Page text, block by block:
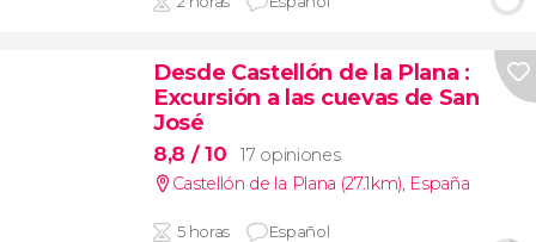
Desde Castellón de la Plana :
Excursión a las cuevas de San
José
8,8 / 10
17 opiniones
Castellón de la Plana (27.1km), España
5 horas Español